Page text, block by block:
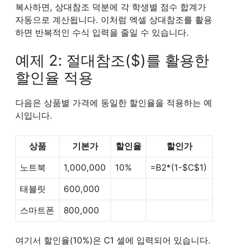
복사하면, 상대참조 덕분에 각 학생별 점수 합계가
자동으로 계산됩니다. 이처럼 엑셀 상대참조를 활용
하면 반복적인 수식 입력을 줄일 수 있습니다.
예제 2: 절대참조($)를 활용한
할인율 적용
다음은 상품별 가격에 동일한 할인율을 적용하는 예
시입니다.
상품 기본가 할인율 할인가
노트북 1,000,000 10% =B2*(1-$C$1)
태블릿 600,000
스마트폰 800,000
여기서 할인율(10%)은 C1 셀에 입력되어 있습니다.